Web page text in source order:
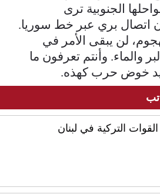
الجنوبية ترى
اتصال بري عبر خط سوريا.
لن يبقى الأمر في
والماء. وأنتم تعرفون ما
خوض حرب كهذه.
التركية في لبنان